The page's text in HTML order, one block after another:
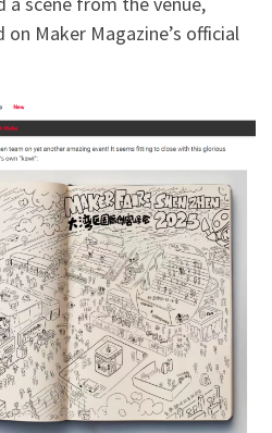
Maker Magazine’s official